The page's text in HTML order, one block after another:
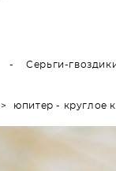
- Серьги-
> юпитер - круглое